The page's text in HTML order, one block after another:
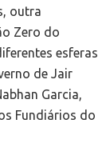
outra
Zero do
esferas
de Jair
Garcia,
Fundiários do